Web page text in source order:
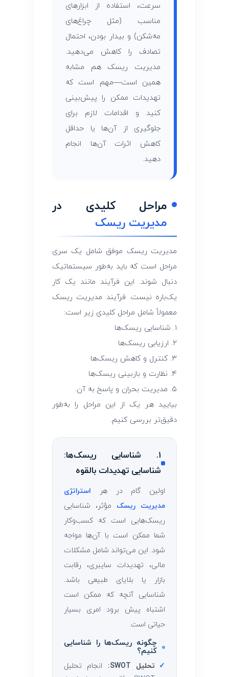
سرعت، استفاده از ابزارهای
مناسب (مثل چراغ‌های
مه‌شکن) و بیدار بودن، احتمال
تصادف را کاهش می‌دهید.
مدیریت ریسک هم مشابه
همین است—مهم است که
تهدیدات ممکن را پیش‌بینی
کنید و اقدامات لازم برای
جلوگیری از آن‌ها یا حداقل
کاهش اثرات آن‌ها انجام
دهید.
مراحل کلیدی در
مدیریت ریسک
مدیریت ریسک موفق شامل یک سری
مراحل است که باید به‌طور سیستماتیک
دنبال شوند. این فرآیند مانند یک کار
یک‌باره نیست. فرآیند مدیریت ریسک
معمولاً شامل مراحل کلیدی زیر است:
۱. شناسایی ریسک‌ها
۲. ارزیابی ریسک‌ها
۳. کنترل و کاهش ریسک‌ها
۴. نظارت و بازبینی ریسک‌ها
۵. مدیریت بحران و پاسخ به آن.
بیایید هر یک از این مراحل را به‌طور
دقیق‌تر بررسی کنیم.
۱. شناسایی ریسک‌ها:
شناسایی تهدیدات بالقوه
اولین گام در هر استراتژی
مدیریت ریسک مؤثر، شناسایی
ریسک‌هایی است که کسب‌وکار
شما ممکن است با آن‌ها مواجه
شود. این می‌تواند شامل مشکلات
مالی، تهدیدات سایبری، رقابت
بازار یا بلایای طبیعی باشد.
شناسایی آنچه که ممکن است
اشتباه پیش برود امری بسیار
حیاتی است.
چگونه ریسک‌ها را شناسایی
کنیم؟
✓ تحلیل SWOT:
انجام تحلیل